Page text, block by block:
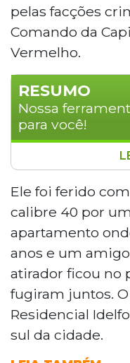
pelas facções
Comando da
Vermelho.
RESUMO
Nossa
para você!
Jovem de 19
dentro de um
Residencial
Dourados, na
Segundo
morte pelo
aliar ao PCC. O
escondendo a
fugiu com um
analisa
condomínio. A
Hospital da Vida.
Ele foi ferido
calibre 40 por
apartamento
anos e um
atirador ficou no
fugiram juntos.
Residencial
sul da cidade.